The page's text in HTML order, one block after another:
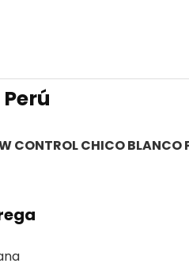
CONTROL CHICO BLANCO